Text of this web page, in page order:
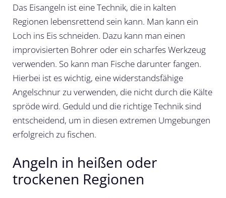
Das Eisangeln ist eine Technik, die in kalten
Regionen lebensrettend sein kann. Man kann ein
Loch ins Eis schneiden. Dazu kann man einen
improvisierten Bohrer oder ein scharfes Werkzeug
verwenden. So kann man Fische darunter fangen.
Hierbei ist es wichtig, eine widerstandsfähige
Angelschnur zu verwenden, die nicht durch die Kälte
spröde wird. Geduld und die richtige Technik sind
entscheidend, um in diesen extremen Umgebungen
erfolgreich zu fischen.
Angeln in heißen oder
trockenen Regionen